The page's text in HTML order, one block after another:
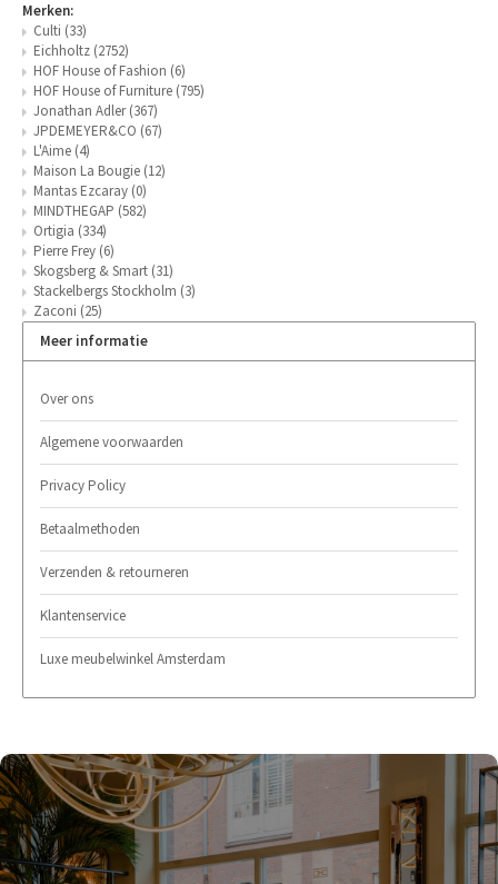
Merken:
Culti (33)
Eichholtz (2752)
HOF House of Fashion (6)
HOF House of Furniture (795)
Jonathan Adler(367)
JPDEMEYER&CO (67)
L'Aime (4)
Maison La Bougie (12)
Mantas Ezcaray (0)
MINDTHEGAP (582)
Ortigia (334)
Pierre Frey (6)
Skogsberg & Smart (31)
Stackelbergs Stockholm (3)
Zaconi (25)
Meer informatie
Over ons
Algemene voorwaarden
Privacy Policy
Betaalmethoden
Verzenden & retourneren
Klantenservice
Luxe meubelwinkel Amsterdam